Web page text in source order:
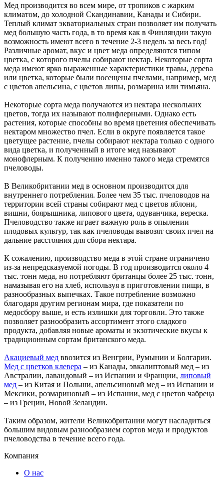
Мед производится во всем мире, от тропиков с жарким
климатом, до холодной Скандинавии, Канады и Сибири.
Теплый климат экваториальных стран позволяет им получать
мед большую часть года, в то время как в Финляндии такую
возможность имеют всего в течение 2-3 недель за весь год!
Различные аромат, вкус и цвет меда определяются типом
цветка, с которого пчелы собирают нектар. Некоторые сорта
меда имеют ярко выраженные характеристики травы, дерева
или цветка, которые были посещены пчелами, например, мед
с цветов апельсина, с цветов липы, розмарина или тимьяна.
Некоторые сорта меда получаются из нектара нескольких
цветов, тогда их называют полифлерными. Однако есть
растения, которые способны во время цветения обеспечивать
нектаром множество пчел. Если в округе появляется такое
цветущее растение, пчелы собирают нектара только с одного
вида цветка, и полученный в итоге мед называют
монофлерным. К получению именно такого меда стремятся
пчеловоды.
В Великобритании мед в основном производится для
внутреннего потребления. Более чем 35 тыс. пчеловодов на
территории всей страны собирают мед с цветов яблони,
вишни, боярышника, липового цвета, одуванчика, вереска.
Пчеловодство также играет важную роль в опылении
плодовых культур, так как пчеловоды вывозят своих пчел на
дальние расстояния для сбора нектара.
К сожалению, производство меда в этой стране ограничено
из-за непредсказуемой погоды. В год производится около 4
тыс. тонн меда, но потребляют британцы более 25 тыс. тонн,
намазывая его на хлеб, используя в приготовлении пищи, в
разнообразных выпечках. Такое потребление возможно
благодаря другим регионам мира, где показатели по
медосбору выше, и есть излишки для торговли. Это также
позволяет разнообразить ассортимент этого сладкого
продукта, добавляя новые ароматы и экзотические вкусы к
традиционным сортам британского меда.
Акациевый мед ввозится из Венгрии, Румынии и Болгарии.
Мед с цветков клевера – из Канады, эвкалиптовый мед – из
Австралии, лавандовый – из Испании и Франции, липовый
мед – из Китая и Польши, апельсиновый мед – из Испании и
Мексики, розмариновый – из Испании, мед с цветов чабреца
– из Греции, Новой Зеландии.
Таким образом, жители Великобритании могут насладиться
большим видовым разнообразием сортов меда и продуктов
пчеловодства в течение всего года.
Компания
О нас